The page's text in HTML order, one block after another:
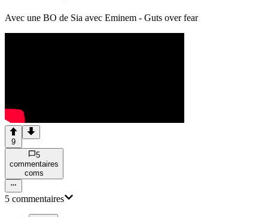
Avec une BO de Sia avec Eminem - Guts over fear
9
5
commentaires
coms
5 commentaires